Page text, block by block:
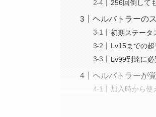
256回倒して
ヘルバトラーの
初期ステータ
Lv15までの
Lv99到達に
ヘルバトラーが
加入時から使